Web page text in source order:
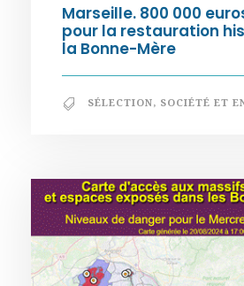
Marseille. 800 000
pour la restauration
la Bonne-Mère
SÉLECTION, SOCIÉTÉ ET